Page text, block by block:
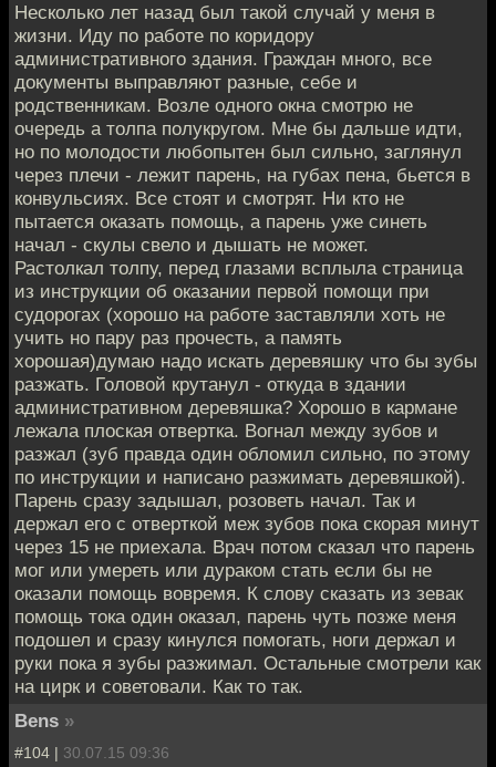
Несколько лет назад был такой случай у меня в
жизни. Иду по работе по коридору
административного здания. Граждан много, все
документы выправляют разные, себе и
родственникам. Возле одного окна смотрю не
очередь а толпа полукругом. Мне бы дальше идти,
но по молодости любопытен был сильно, заглянул
через плечи - лежит парень, на губах пена, бьется в
конвульсиях. Все стоят и смотрят. Ни кто не
пытается оказать помощь, а парень уже синеть
начал - скулы свело и дышать не может.
Растолкал толпу, перед глазами всплыла страница
из инструкции об оказании первой помощи при
судорогах (хорошо на работе заставляли хоть не
учить но пару раз прочесть, а память
хорошая)думаю надо искать деревяшку что бы зубы
разжать. Головой крутанул - откуда в здании
административном деревяшка? Хорошо в кармане
лежала плоская отвертка. Вогнал между зубов и
разжал (зуб правда один обломил сильно, по этому
по инструкции и написано разжимать деревяшкой).
Парень сразу задышал, розоветь начал. Так и
держал его с отверткой меж зубов пока скорая минут
через 15 не приехала. Врач потом сказал что парень
мог или умереть или дураком стать если бы не
оказали помощь вовремя. К слову сказать из зевак
помощь тока один оказал, парень чуть позже меня
подошел и сразу кинулся помогать, ноги держал и
руки пока я зубы разжимал. Остальные смотрели как
на цирк и советовали. Как то так.
Bens »
#104 | 30.07.15 09:36